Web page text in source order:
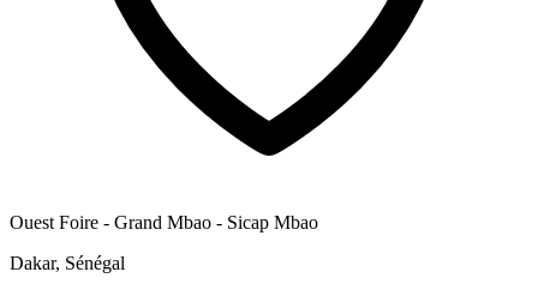
Ouest Foire - Grand Mbao - Sicap Mbao
Dakar, Sénégal